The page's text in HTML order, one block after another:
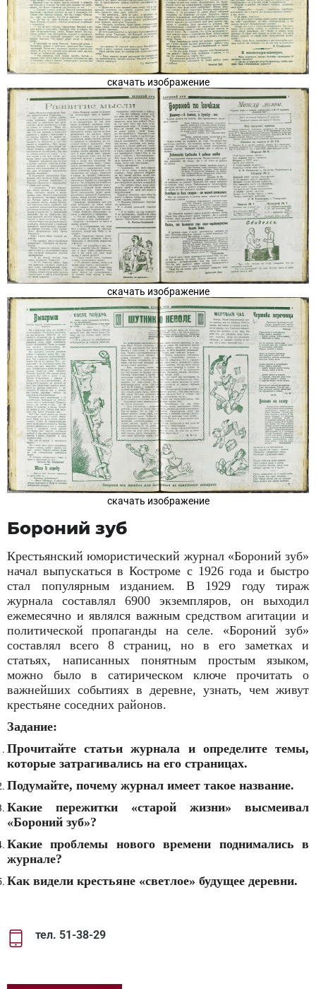
Бороний зуб
Крестьянский юмористический журнал «Бороний зуб»
начал выпускаться в Костроме с 1926 года и быстро
стал популярным изданием. В 1929 году тираж
журнала составлял 6900 экземпляров, он выходил
ежемесячно и являлся важным средством агитации и
политической пропаганды на селе. «Бороний зуб»
составлял всего 8 страниц, но в его заметках и
статьях, написанных понятным простым языком,
можно было в сатирическом ключе прочитать о
важнейших событиях в деревне, узнать, чем живут
крестьяне соседних районов.
Задание:
Прочитайте статьи журнала и определите темы,
которые затрагивались на его страницах.
Подумайте, почему журнал имеет такое название.
Какие пережитки «старой жизни» высмеивал
«Бороний зуб»?
Какие проблемы нового времени поднимались в
журнале?
Как видели крестьяне «светлое» будущее деревни.
тел. 51-38-29
скачать изображение
скачать изображение
скачать изображение